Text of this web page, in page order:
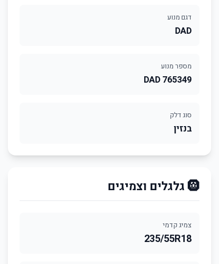
דגם מנוע
DAD
מספר מנוע
DAD 765349
סוג דלק
בנזין
🛞 גלגלים וצמיגים
צמיג קדמי
235/55R18